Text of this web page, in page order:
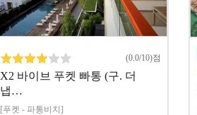
(0.0/10)점
X2 바이브 푸켓 빠통 (구. 더
냅…
[푸켓 - 파통비치]